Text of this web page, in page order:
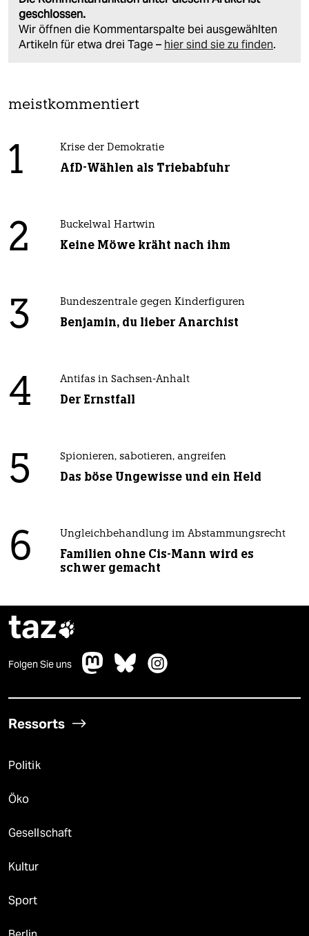
geschlossen.
Wir öffnen die Kommentarspalte bei ausgewählten
Artikeln für etwa drei Tage – hier sind sie zu finden.
meistkommentiert
1 Krise der Demokratie
AfD-Wählen als Triebabfuhr
2 Buckelwal Hartwin
Keine Möwe kräht nach ihm
3 Bundeszentrale gegen Kinderfiguren
Benjamin, du lieber Anarchist
4 Antifas in Sachsen-Anhalt
Der Ernstfall
5 Spionieren, sabotieren, angreifen
Das böse Ungewisse und ein Held
6 Ungleichbehandlung im Abstammungsrecht
Familien ohne Cis-Mann wird es
schwer gemacht
taz
Folgen Sie uns
Ressorts
Politik
Öko
Gesellschaft
Kultur
Sport